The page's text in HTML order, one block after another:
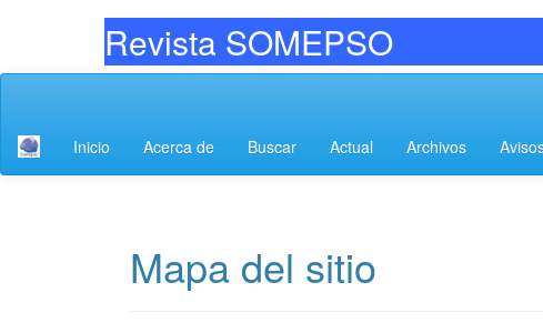
Revista
principal
Barra
Inicio Acerca de Buscar Actual Archivos
Mapa del sitio